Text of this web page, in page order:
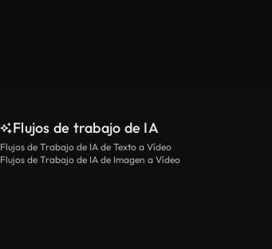
Flujos de trabajo de IA
Flujos de Trabajo de IA de Texto a Vídeo
Flujos de Trabajo de IA de Imagen a Vídeo